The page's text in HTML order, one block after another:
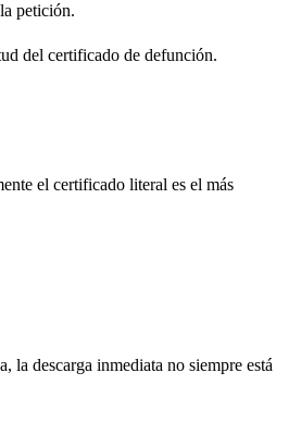
petición.
del certificado de defunción.
el certificado literal es el más
, la descarga inmediata no siempre está